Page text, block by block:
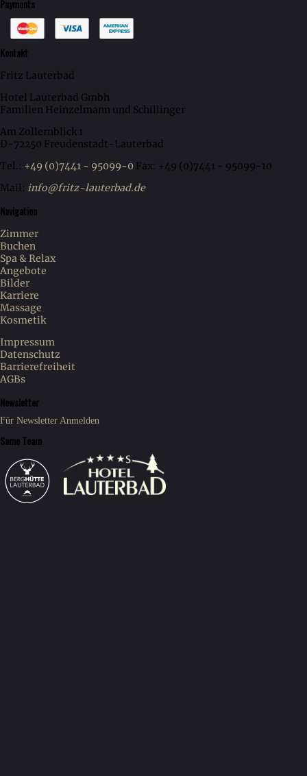
Payments
Kontakt
Fritz Lauterbad
Hotel Lauterbad Gmbh
Familien Heinzelmann und Schillinger
Am Zollernblick 1
D-72250 Freudenstadt-Lauterbad
Tel.: +49 (0)7441 - 95099-0 Fax: +49 (0)7441 - 95099-10
Mail: info@fritz-lauterbad.de
Navigation
Zimmer
Buchen
Spa & Relax
Angebote
Bilder
Karriere
Massage
Kosmetik
Impressum
Datenschutz
Barrierefreiheit
AGBs
Newsletter
Für Newsletter Anmelden
Same Team